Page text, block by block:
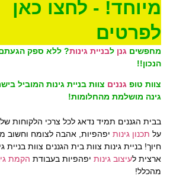
מיוחד! - לחצו כאן
לפרטים
מחפשים גנן לבניית גינות? ללא ספק
הנכון!!
צוות טופ גננים צוות בניית גינות המוביל
גינה מושלמת מהחלומות!
בבית הגננים תמיד נדאג לכל צרכי הלקוחות
על תכנון גינות יפהפיות, אהבה לצומח וחשוב
חיוך! בניית גינות צוות בית הגננים צוות בניית
ארצית לעיצוב גינות יפהפיות בעבודת הקמת
מהכלל!